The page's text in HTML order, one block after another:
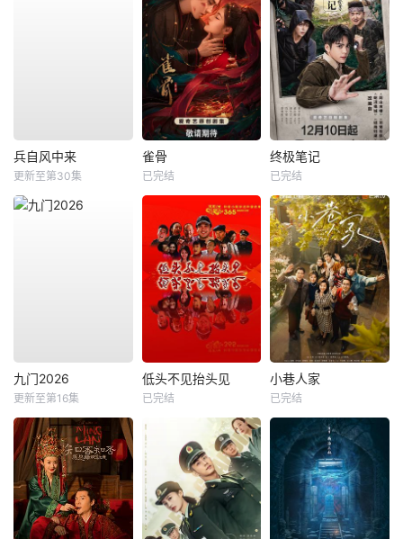
兵自风中来
更新至第30集
雀骨
已完结
终极笔记
已完结
九门2026
更新至第16集
低头不见抬头见
已完结
小巷人家
已完结